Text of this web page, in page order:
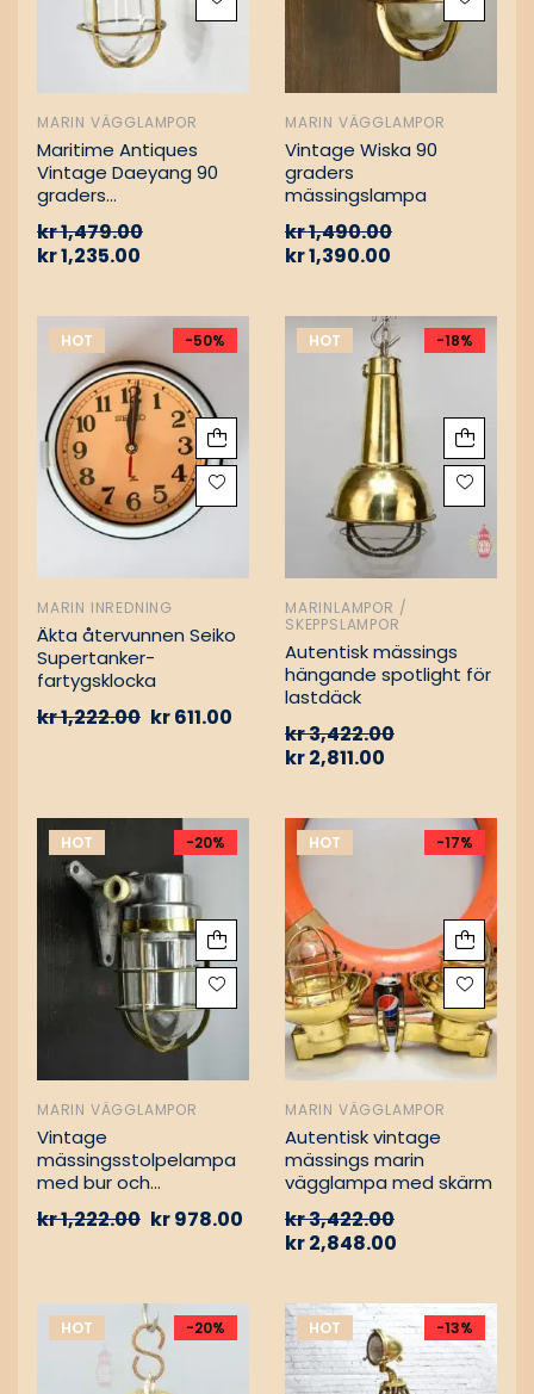
MARIN VÄGGLAMPOR
Maritime Antiques
Vintage Daeyang 90
graders
kr1,479.00
kr1,235.00
MARIN VÄGGLAMPOR
Vintage Wiska 90
graders
mässingslampa
kr1,490.00
kr1,390.00
HOT -50%
MARIN INREDNING
Äkta återvunnen Seiko
Supertanker-
fartygsklocka
kr1,222.00 kr611.00
HOT -18%
MARINLAMPOR /
SKEPPSLAMPOR
Autentisk mässings
hängande spotlight för
lastdäck
kr3,422.00
kr2,811.00
HOT -20%
MARIN VÄGGLAMPOR
Vintage
mässingsstolpelampa
med bur och
Nautisk
kr1,222.00 kr978.00
HOT -17%
MARIN VÄGGLAMPOR
Autentisk vintage
mässings marin
vägglampa med skärm
kr3,422.00
kr2,848.00
HOT -20% HOT -13%